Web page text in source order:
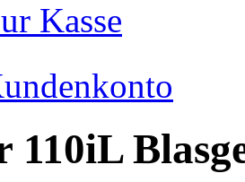
Kasse
110iL